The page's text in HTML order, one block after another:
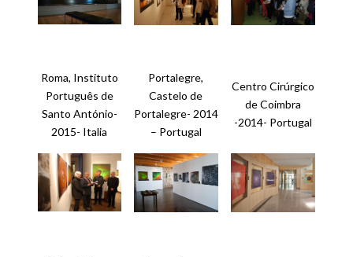
Roma, Instituto
Português de
Santo António-
2015- Italia
Portalegre,
Castelo de
Portalegre- 2014
– Portugal
Centro Cirúrgico
de Coimbra
-2014- Portugal